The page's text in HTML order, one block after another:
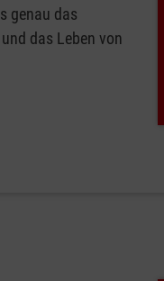
genau das
das Leben von